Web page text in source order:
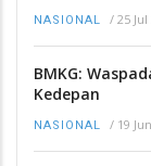
NASIONAL / 25 Jul
BMKG:
Kedepan
NASIONAL / 19